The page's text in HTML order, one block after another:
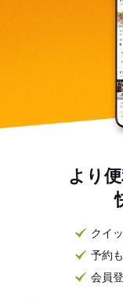
より
クイ
予約
会員